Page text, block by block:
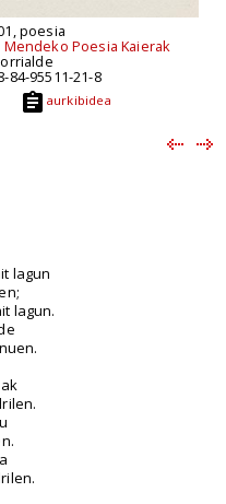
poesia
Mendeko Poesia Kaierak
84-95511-21-8
aurkibidea
lagun
lagun.